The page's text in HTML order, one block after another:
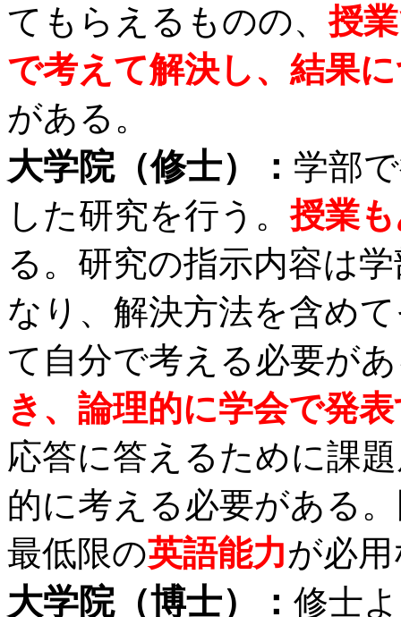
てもらえるものの、授
で考えて解決し、結果
がある。
大学院（修士）： 学部
した研究を行う。授業
る。研究の指示内容は
なり、解決方法を含め
て自分で考える必要が
き、論理的に学会で発
応答に答えるために課
的に考える必要がある
最低限の英語能力が必
大学院（博士）： 修士